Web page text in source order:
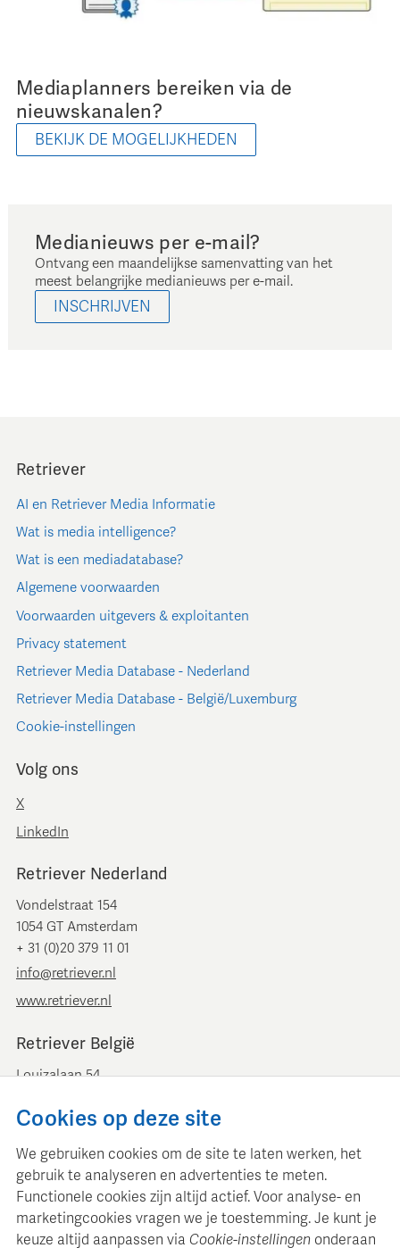
Mediaplanners bereiken via de
nieuwskanalen?
BEKIJK DE MOGELIJKHEDEN
Medianieuws per e-mail?
Ontvang een maandelijkse samenvatting van het
meest belangrijke medianieuws per e-mail.
INSCHRIJVEN
Retriever
AI en Retriever Media Informatie
Wat is media intelligence?
Wat is een mediadatabase?
Algemene voorwaarden
Voorwaarden uitgevers & exploitanten
Privacy statement
Retriever Media Database - Nederland
Retriever Media Database - België/Luxemburg
Cookie-instellingen
Volg ons
X
LinkedIn
Retriever Nederland
Vondelstraat 154
1054 GT Amsterdam
+ 31 (0)20 379 11 01
info@retriever.nl
www.retriever.nl
Retriever België
Louizalaan 54
+ 32 (0)2 893 00 52
www.retrievermedia.be
Cookies op deze site
We gebruiken cookies om de site te laten werken, het
gebruik te analyseren en advertenties te meten.
Functionele cookies zijn altijd actief. Voor analyse- en
marketingcookies vragen we je toestemming. Je kunt je
keuze altijd aanpassen via Cookie-instellingen onderaan